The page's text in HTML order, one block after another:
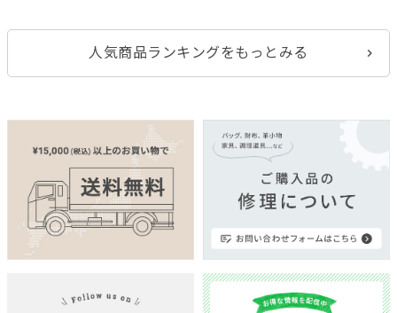
人気商品ランキングをもっとみる